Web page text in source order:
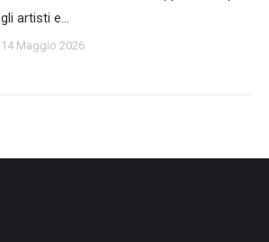
gli artisti e…
14 Maggio 2026